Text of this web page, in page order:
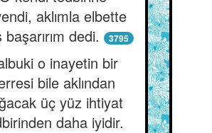
aklımla elbette
dedi.
3795
o inayetin bir
bile aklından
üç yüz ihtiyat
daha iyidir.